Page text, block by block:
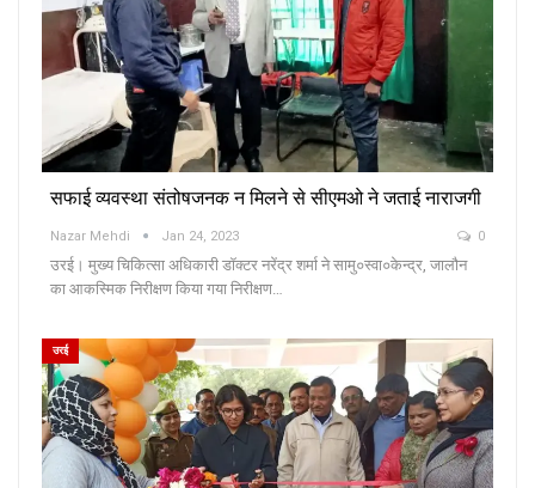
सफाई व्यवस्था संतोषजनक न मिलने से सीएमओ ने जताई नाराजगी
Nazar Mehdi Jan 24, 2023 0
उरई। मुख्य चिकित्सा अधिकारी डॉक्टर नरेंद्र शर्मा ने सामु०स्वा०केन्द्र, जालौन
का आकस्मिक निरीक्षण किया गया निरीक्षण…
उरई